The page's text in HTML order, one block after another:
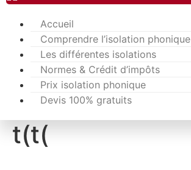
Accueil
Comprendre l’isolation phonique
Les différentes isolations
Normes & Crédit d’impôts
Prix isolation phonique
Devis 100% gratuits
t(t(